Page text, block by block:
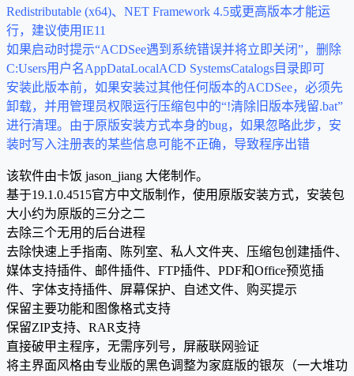
Redistributable (x64)、NET Framework 4.5或更高版本才能运
行，建议使用IE11
如果启动时提示“ACDSee遇到系统错误并将立即关闭”，删除
C:Users用户名AppDataLocalACD SystemsCatalogs目录即可
安装此版本前，如果安装过其他任何版本的ACDSee，必须先
卸载，并用管理员权限运行压缩包中的“!清除旧版本残留.bat”
进行清理。由于原版安装方式本身的bug，如果忽略此步，安
装时写入注册表的某些信息可能不正确，导致程序出错
该软件由卡饭 jason_jiang 大佬制作。
基于19.1.0.4515官方中文版制作，使用原版安装方式，安装包
大小约为原版的三分之二
去除三个无用的后台进程
去除快速上手指南、陈列室、私人文件夹、压缩包创建插件、
媒体支持插件、邮件插件、FTP插件、PDF和Office预览插
件、字体支持插件、屏幕保护、自述文件、购买提示
保留主要功能和图像格式支持
保留ZIP支持、RAR支持
直接破甲主程序，无需序列号，屏蔽联网验证
将主界面风格由专业版的黑色调整为家庭版的银灰（一大堆功